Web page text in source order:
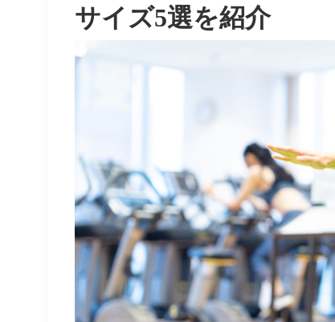
サイズ5選を紹介